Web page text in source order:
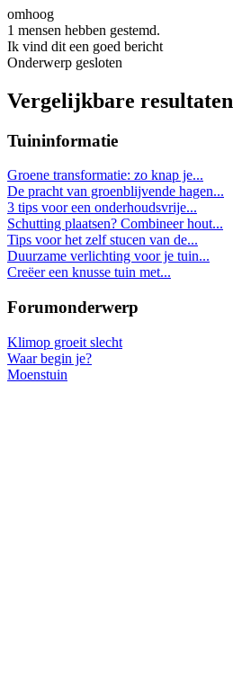
omhoog
1 mensen hebben gestemd.
Ik vind dit een goed bericht
Onderwerp gesloten
Vergelijkbare resultaten
Tuininformatie
Groene transformatie: zo knap je...
De pracht van groenblijvende hagen...
3 tips voor een onderhoudsvrije...
Schutting plaatsen? Combineer hout...
Tips voor het zelf stucen van de...
Duurzame verlichting voor je tuin...
Creëer een knusse tuin met...
Forumonderwerp
Klimop groeit slecht
Waar begin je?
Moenstuin